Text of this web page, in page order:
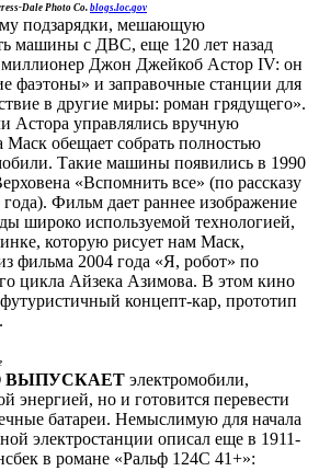
Dale Photo Co. blogs.loc.gov
подзарядки, мешающую
машины с ДВС, еще 120 лет назад
Джон Джейкоб Астор IV: он
фаэтоны» и заправочные станции для
в другие миры: роман грядущего».
Астора управлялись вручную
обещает собрать полностью
Такие машины появились в 1990
«Вспомнить все» (по рассказу
Фильм дает раннее изображение
широко используемой технологией,
которую рисует нам Маск,
фильма 2004 года «Я, робот» по
цикла Айзека Азимова. В этом кино
концепт-кар, прототип
ВЫПУСКАЕТ электромобили,
энергией, но и готовится перевести
батареи. Немыслимую для начала
электростанции описал еще в 1911-
в романе «Ральф 124С 41+»: